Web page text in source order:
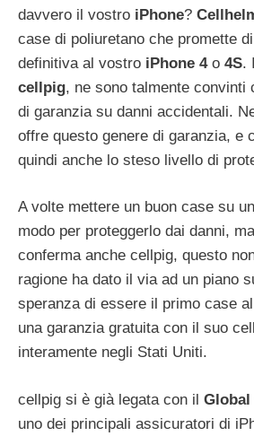
davvero il vostro iPhone?
case di poliuretano che promette
definitiva al vostro iPhone 4o 4S.
cellpig, ne sono talmente convinti
di garanzia su danni accidentali.
offre questo genere di garanzia, e
quindi anche lo steso livello di
A volte mettere un buon case su
modo per proteggerlo dai danni,
conferma anche cellpig, questo
ragione ha dato il via ad un piano
speranza di essere il primo case
una garanzia gratuita con il suo
interamente negli Stati Uniti.
cellpig si è già legata con il Global
uno dei principali assicuratori di